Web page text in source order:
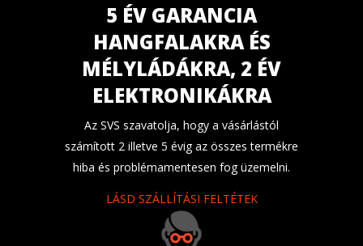
5 ÉV GARANCIA
HANGFALAKRA ÉS
MÉLYLÁDÁKRA, 2 ÉV
ELEKTRONIKÁKRA
Az SVS szavatolja, hogy a vásárlástól
számított 2 illetve 5 évig az összes termékre
hiba és problémamentesen fog üzemelni.
LÁSD SZÁLLÍTÁSI FELTÉTEK